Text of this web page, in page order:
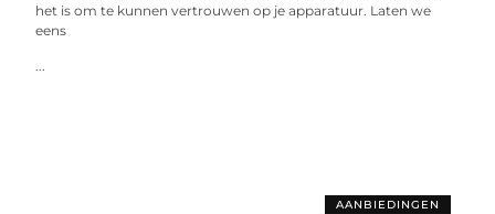
het is om te kunnen vertrouwen op je apparatuur. Laten we
eens
...
AANBIEDINGEN